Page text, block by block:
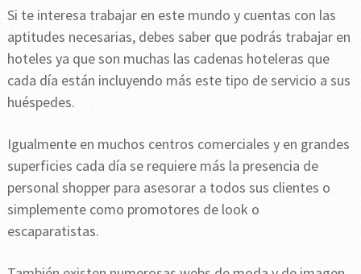
Si te interesa trabajar en este mundo y cuentas con las
aptitudes necesarias, debes saber que podrás trabajar en
hoteles ya que son muchas las cadenas hoteleras que
cada día están incluyendo más este tipo de servicio a sus
huéspedes.
Igualmente en muchos centros comerciales y en grandes
superficies cada día se requiere más la presencia de
personal shopper para asesorar a todos sus clientes o
simplemente como promotores de look o
escaparatistas.